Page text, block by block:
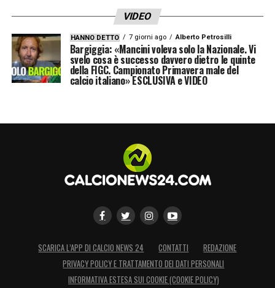
VIDEO
HANNO DETTO 7 giorni ago Alberto Petrosilli
Bargiggia: «Mancini voleva solo la Nazionale. Vi
svelo cosa è successo davvero dietro le quinte
della FIGC. Campionato Primavera male del
calcio italiano» ESCLUSIVA e VIDEO
SCARICA L’APP DI CALCIO NEWS 24 CONTATTI
REDAZIONE
PRIVACY POLICY E TRATTAMENTO DEI DATI PERSONALI
INFORMATIVA ESTESA SUI COOKIE (COOKIE POLICY)